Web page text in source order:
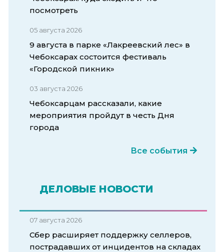
посмотреть
05 августа 2026
9 августа в парке «Лакреевский лес» в
Чебоксарах состоится фестиваль
«Городской пикник»
03 августа 2026
Чебоксарцам рассказали, какие
мероприятия пройдут в честь Дня
города
Все события
ДЕЛОВЫЕ НОВОСТИ
07 августа 2026
Сбер расширяет поддержку селлеров,
пострадавших от инцидентов на складах